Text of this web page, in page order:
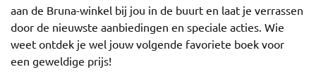
aan de Bruna-winkel bij jou in de buurt en laat je verrassen
door de nieuwste aanbiedingen en speciale acties. Wie
weet ontdek je wel jouw volgende favoriete boek voor
een geweldige prijs!